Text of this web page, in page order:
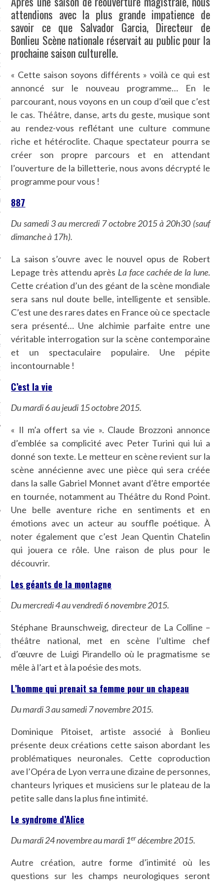
EN VOD
CARAVELLE
PODCAST
SUIVEZ-NOUS
CARAVELLE
CARAVELLE
PODCAST
attendions avec la plus grande impatience de
savoir ce que Salvador Garcia, Directeur de
Bonlieu Scène nationale réservait au public pour la
prochaine saison culturelle.
« Cette saison soyons différents » voilà ce qui est
annoncé sur le nouveau programme… En le
parcourant, nous voyons en un coup d’œil que c’est
le cas. Théâtre, danse, arts du geste, musique sont
au rendez-vous reflétant une culture commune
riche et hétéroclite. Chaque spectateur pourra se
créer son propre parcours et en attendant
l’ouverture de la billetterie, nous avons décrypté le
programme pour vous !
887
Du samedi 3 au mercredi 7 octobre 2015 à 20h30 (sauf
dimanche à 17h).
La saison s’ouvre avec le nouvel opus de Robert
Lepage très attendu après La face cachée de la lune.
Cette création d’un des géant de la scène mondiale
sera sans nul doute belle, intelligente et sensible.
C’est une des rares dates en France où ce spectacle
sera présenté… Une alchimie parfaite entre une
véritable interrogation sur la scène contemporaine
et un spectaculaire populaire. Une pépite
incontournable !
C’est la vie
Du mardi 6 au jeudi 15 octobre 2015.
« Il m’a offert sa vie ». Claude Brozzoni annonce
d’emblée sa complicité avec Peter Turini qui lui a
donné son texte. Le metteur en scène revient sur la
scène annécienne avec une pièce qui sera créée
dans la salle Gabriel Monnet avant d’être emportée
en tournée, notamment au Théâtre du Rond Point.
Une belle aventure riche en sentiments et en
émotions avec un acteur au souffle poétique. À
noter également que c’est Jean Quentin Chatelin
qui jouera ce rôle. Une raison de plus pour le
découvrir.
Les géants de la montagne
Du mercredi 4 au vendredi 6 novembre 2015.
Stéphane Braunschweig, directeur de La Colline –
théâtre national, met en scène l’ultime chef
d’œuvre de Luigi Pirandello où le pragmatisme se
mêle à l’art et à la poésie des mots.
L’homme qui prenait sa femme pour un chapeau
Du mardi 3 au samedi 7 novembre 2015.
Dominique Pitoiset, artiste associé à Bonlieu
présente deux créations cette saison abordant les
problématiques neuronales. Cette coproduction
ave l’Opéra de Lyon verra une dizaine de personnes,
chanteurs lyriques et musiciens sur le plateau de la
petite salle dans la plus fine intimité.
Le syndrome d’Alice
Du mardi 24 novembre au mardi 1er décembre 2015.
Autre création, autre forme d’intimité où les
questions sur les champs neurologiques seront